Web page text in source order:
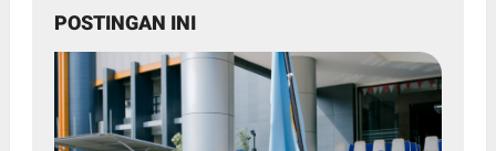
POSTINGAN INI